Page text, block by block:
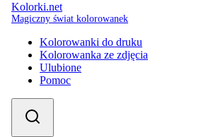
Kolorki.net
Magiczny świat kolorowanek
Kolorowanki do druku
Kolorowanka ze zdjęcia
Ulubione
Pomoc